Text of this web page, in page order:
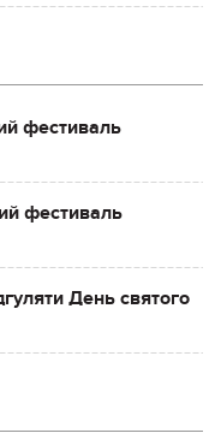
фестиваль
фестиваль
День святого